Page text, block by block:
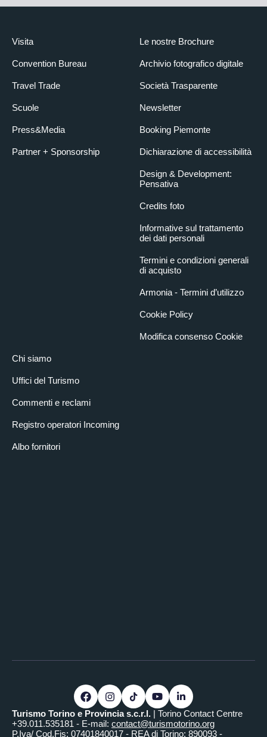
Visita
Convention Bureau
Travel Trade
Scuole
Press&Media
Partner + Sponsorship
Chi siamo
Uffici del Turismo
Commenti e reclami
Registro operatori Incoming
Albo fornitori
Le nostre Brochure
Archivio fotografico digitale
Società Trasparente
Newsletter
Booking Piemonte
Dichiarazione di accessibilità
Design & Development:
Pensativa
Credits foto
Informative sul trattamento
dei dati personali
Termini e condizioni generali
di acquisto
Armonia - Termini d’utilizzo
Cookie Policy
Modifica consenso Cookie
Turismo Torino e Provincia s.c.r.l. | Torino Contact Centre
+39.011.535181 - E-mail: contact@turismotorino.org
P.Iva/ Cod.Fis: 07401840017 - REA di Torino: 890093 -